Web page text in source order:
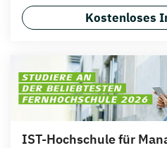
Kostenloses
IST-Hochschule für